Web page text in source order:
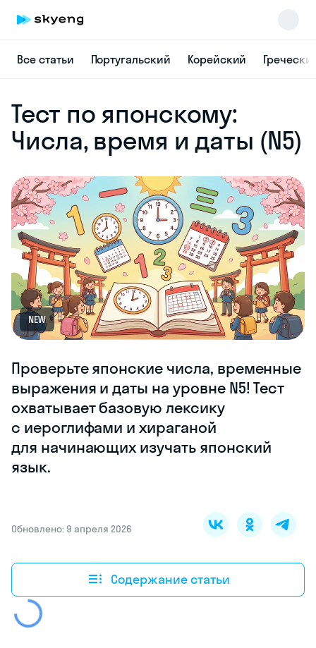
Все статьи Португальский Корейский
Тест по японскому:
Числа, время и даты (N5)
NEW
Проверьте японские числа, временные
выражения и даты на уровне N5! Тест
охватывает базовую лексику
с иероглифами и хираганой
для начинающих изучать японский
язык.
Обновлено: 9 апреля 2026
Содержание статьи
online